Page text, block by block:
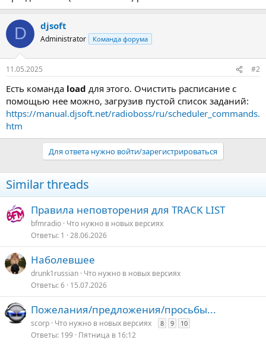
D djsoft
Administrator Команда форума
11.05.2025 #2
Есть команда load для этого. Очистить расписание с
помощью нее можно, загрузив пустой список заданий:
https://manual.djsoft.net/radioboss/ru/scheduler_commands.
htm
Для ответа нужно войти/зарегистрироваться
Similar threads
Правила неповторения для TRACK LIST
bfmradio Что нужно в новых версияx
Ответы 1 28.06.2026
Наболевшее
drunk1russian Что нужно в новых версияx
Ответы 6 15.07.2026
Пожелания/предложения/просьбы...
scorp Что нужно в новых версияx 8 9 10
Ответы 199 Пятница в 16:12